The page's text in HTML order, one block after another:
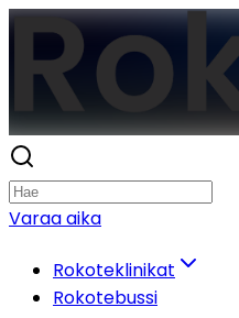
Varaa aika
Rokoteklinikat
Rokotebussi